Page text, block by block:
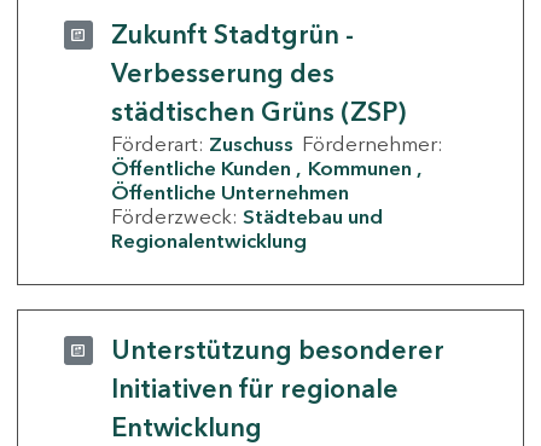
Zukunft Stadtgrün -
Verbesserung des
städtischen Grüns (ZSP)
Förderart: Zuschuss Fördernehmer:
Öffentliche Kunden
Kommunen
Öffentliche Unternehmen
Förderzweck: Städtebau und
Regionalentwicklung
Unterstützung besonderer
Initiativen für regionale
Entwicklung